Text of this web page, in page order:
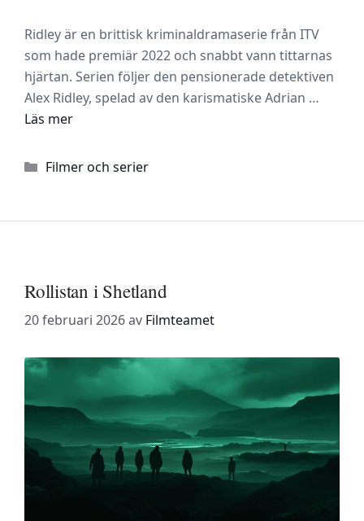
Ridley är en brittisk kriminaldramaserie från ITV
som hade premiär 2022 och snabbt vann tittarnas
hjärtan. Serien följer den pensionerade detektiven
Alex Ridley, spelad av den karismatiske Adrian …
Läs mer
Kategorier
Filmer och serier
Rollistan i Shetland
20 februari 2026av Filmteamet